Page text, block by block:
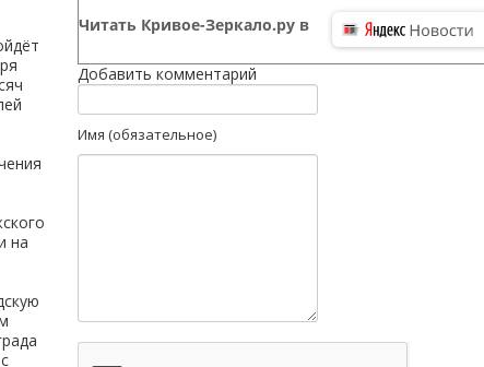
на
Читать Кривое-Зеркало.ру в
Добавить комментарий
Имя (обязательное)